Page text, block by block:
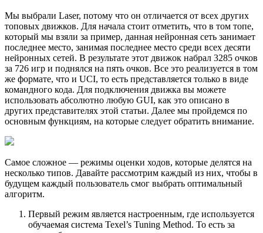
Мы выбрали Laser, потому что он отличается от всех других
топовых движков. Для начала стоит отметить, что в том топе,
который мы взяли за пример, данная нейронная сеть занимает
последнее место, занимая последнее место среди всех десяти
нейронных сетей. В результате этот движок набрал 3285 очков
за 726 игр и поднялся на пять очков. Все это реализуется в том
же формате, что и UCI, то есть представляется только в виде
командного кода. Для подключения движка вы можете
использовать абсолютно любую GUI, как это описано в
других представителях этой статьи. Далее мы пройдемся по
основным функциям, на которые следует обратить внимание.
Самое сложное — режимы оценки ходов, которые делятся на
несколько типов. Давайте рассмотрим каждый из них, чтобы в
будущем каждый пользователь смог выбрать оптимальный
алгоритм.
Первый режим является настроенным, где используется
обучаемая система Texel’s Tuning Method. То есть за